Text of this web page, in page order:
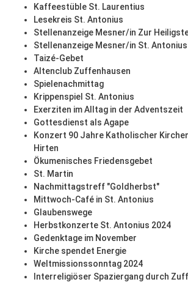
Kaffeestüble St. Laurentius
Lesekreis St. Antonius
Stellenanzeige Mesner/in Zur
Stellenanzeige Mesner/in St. Antonius
Taizé-Gebet
Altenclub Zuffenhausen
Spielenachmittag
Krippenspiel St. Antonius
Exerziten im Alltag in der Adventszeit
Gottesdienst als Agape
Konzert 90 Jahre Katholischer
Hirten
Ökumenisches Friedensgebet
St. Martin
Nachmittagstreff "Goldherbst"
Mittwoch-Café in St. Antonius
Glaubenswege
Herbstkonzerte St. Antonius 2024
Gedenktage im November
Kirche spendet Energie
Weltmissionssonntag 2024
Interreligiöser Spaziergang durch